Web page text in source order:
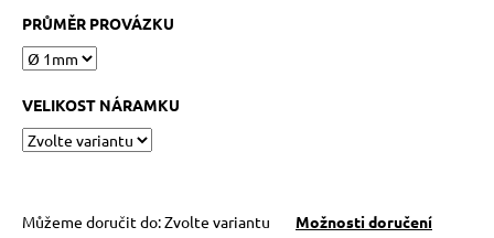
PRŮMĚR PROVÁZKU
VELIKOST NÁRAMKU
Můžeme doručit do:Zvolte variantu Možnosti doručení
129
Kč